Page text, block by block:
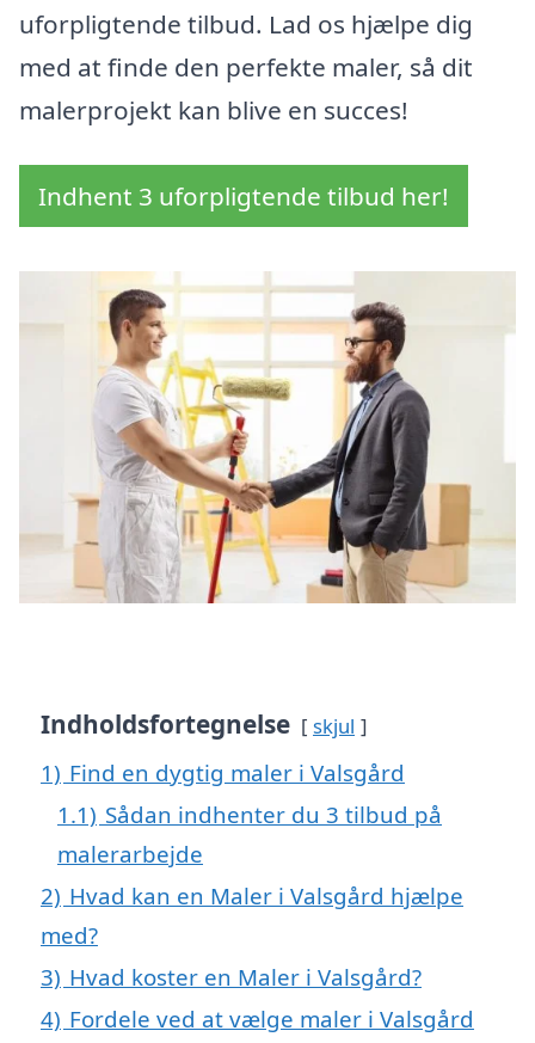
uforpligtende tilbud. Lad os hjælpe dig
med at finde den perfekte maler, så dit
malerprojekt kan blive en succes!
Indhent 3 uforpligtende tilbud her!
Indholdsfortegnelse skjul
1) Find en dygtig maler i Valsgård
1.1) Sådan indhenter du 3 tilbud på
malerarbejde
2) Hvad kan en Maler i Valsgård hjælpe
med?
3) Hvad koster en Maler i Valsgård?
4) Fordele ved at vælge maler i Valsgård